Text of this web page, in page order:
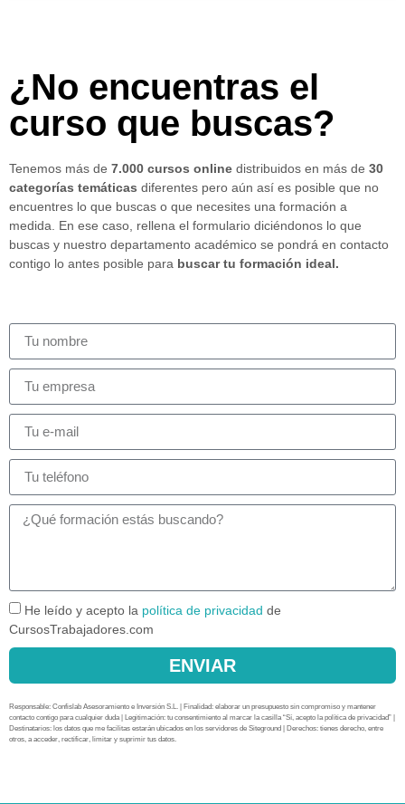
¿No encuentras el
curso que buscas?
Tenemos más de 7.000 cursos online distribuidos en más de 30
categorías temáticas diferentes pero aún así es posible que no
encuentres lo que buscas o que necesites una formación a
medida. En ese caso, rellena el formulario diciéndonos lo que
buscas y nuestro departamento académico se pondrá en contacto
contigo lo antes posible para buscar tu formación ideal.
He leído y acepto la política de privacidad de
CursosTrabajadores.com
ENVIAR
Responsable: Confislab Asesoramiento e Inversión S.L. | Finalidad: elaborar un presupuesto sin compromiso y mantener
contacto contigo para cualquier duda | Legitimación: tu consentimiento al marcar la casilla “Sí, acepto la política de privacidad” |
Destinatarios: los datos que me facilitas estarán ubicados en los servidores de Siteground | Derechos: tienes derecho, entre
otros, a acceder, rectificar, limitar y suprimir tus datos.